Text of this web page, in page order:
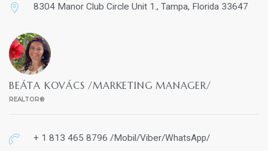
8304 Manor Club Circle Unit 1., Tampa, Florida 33647
BEÁTA KOVÁCS /MARKETING MANAGER/
REALTOR®
+ 1 813 465 8796 /Mobil/Viber/WhatsApp/